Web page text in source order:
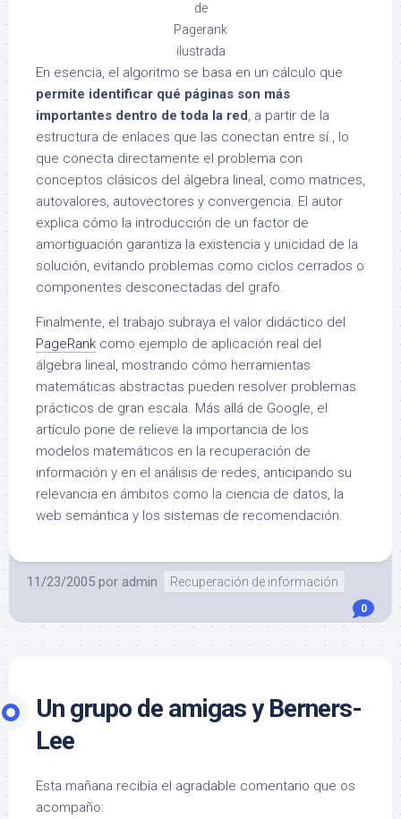
de
Pagerank
ilustrada
En esencia, el algoritmo se basa en un cálculo que
permite identificar qué páginas son más
importantes dentro de toda la red, a partir de la
estructura de enlaces que las conectan entre sí., lo
que conecta directamente el problema con
conceptos clásicos del álgebra lineal, como matrices,
autovalores, autovectores y convergencia. El autor
explica cómo la introducción de un factor de
amortiguación garantiza la existencia y unicidad de la
solución, evitando problemas como ciclos cerrados o
componentes desconectadas del grafo.
Finalmente, el trabajo subraya el valor didáctico del
PageRank como ejemplo de aplicación real del
álgebra lineal, mostrando cómo herramientas
matemáticas abstractas pueden resolver problemas
prácticos de gran escala. Más allá de Google, el
artículo pone de relieve la importancia de los
modelos matemáticos en la recuperación de
información y en el análisis de redes, anticipando su
relevancia en ámbitos como la ciencia de datos, la
web semántica y los sistemas de recomendación.
11/23/2005 por admin Recuperación de información
0
Un grupo de amigas y Berners-
Lee
Esta mañana recibía el agradable comentario que os
acompaño: